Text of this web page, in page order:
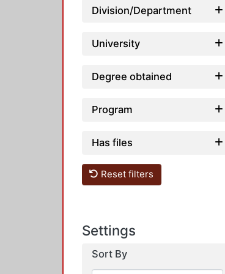
Division/Department
University
Degree obtained
Program
Has files
Reset filters
Settings
Sort By